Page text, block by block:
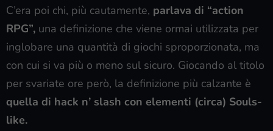
C’era poi chi, più cautamente, parlava di “action
RPG”, una definizione che viene ormai utilizzata per
inglobare una quantità di giochi sproporzionata, ma
con cui si va più o meno sul sicuro. Giocando al titolo
per svariate ore però, la definizione più calzante è
quella di hack n’ slash con elementi (circa) Souls-
like.